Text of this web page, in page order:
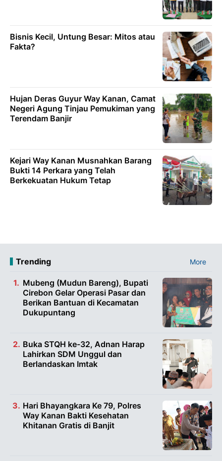
Bisnis Kecil, Untung Besar: Mitos atau
Fakta?
Hujan Deras Guyur Way Kanan, Camat
Negeri Agung Tinjau Pemukiman yang
Terendam Banjir
Kejari Way Kanan Musnahkan Barang
Bukti 14 Perkara yang Telah
Berkekuatan Hukum Tetap
Trending More
Mubeng (Mudun Bareng), Bupati
Cirebon Gelar Operasi Pasar dan
Berikan Bantuan di Kecamatan
Dukupuntang
Buka STQH ke-32, Adnan Harap
Lahirkan SDM Unggul dan
Berlandaskan Imtak
Hari Bhayangkara Ke 79, Polres
Way Kanan Bakti Kesehatan
Khitanan Gratis di Banjit